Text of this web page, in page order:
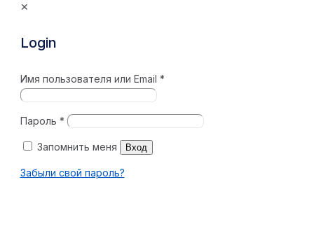
✕
Login
Имя пользователя или Email *
Пароль *
Запомнить меня Вход
Забыли свой пароль?